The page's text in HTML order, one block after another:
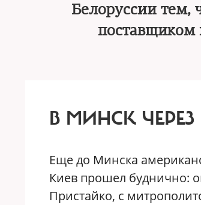
Белоруссии
поставщиком
В МИНСК ЧЕРЕЗ
Еще до Минска
Киев прошел буднично:
Пристайко, с